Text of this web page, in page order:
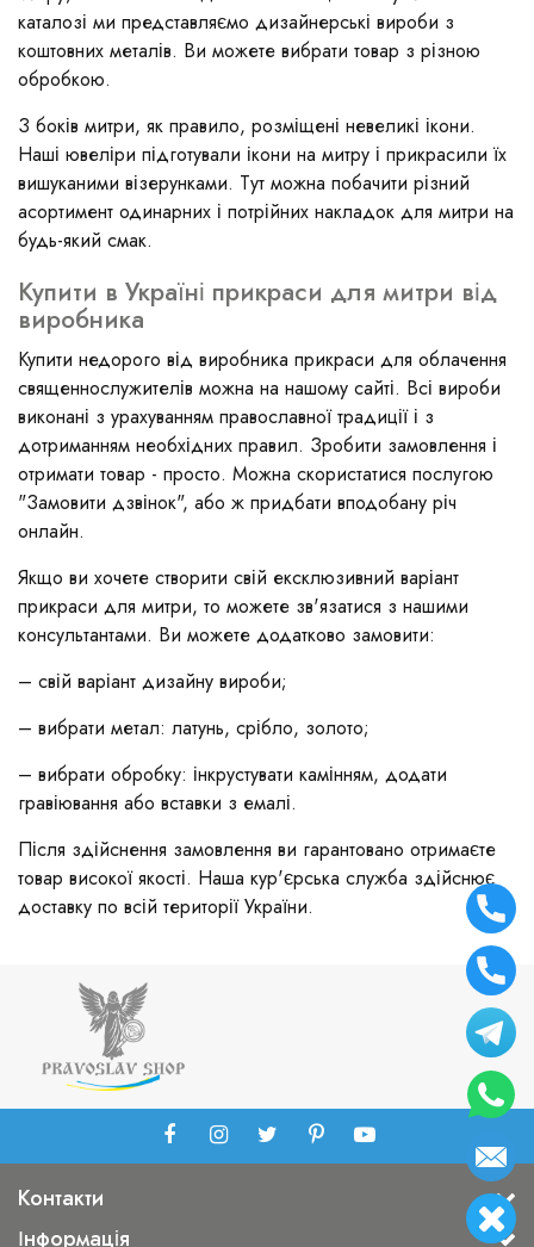
каталозі ми представляємо дизайнерські вироби з
коштовних металів. Ви можете вибрати товар з різною
обробкою.
З боків митри, як правило, розміщені невеликі ікони.
Наші ювеліри підготували ікони на митру і прикрасили їх
вишуканими візерунками. Тут можна побачити різний
асортимент одинарних і потрійних накладок для митри на
будь-який смак.
Купити в Україні прикраси для митри від
виробника
Купити недорого від виробника прикраси для облачення
священнослужителів можна на нашому сайті. Всі вироби
виконані з урахуванням православної традиції і з
дотриманням необхідних правил. Зробити замовлення і
отримати товар - просто. Можна скористатися послугою
"Замовити дзвінок", або ж придбати вподобану річ
онлайн.
Якщо ви хочете створити свій ексклюзивний варіант
прикраси для митри, то можете зв'язатися з нашими
консультантами. Ви можете додатково замовити:
– свій варіант дизайну вироби;
– вибрати метал: латунь, срібло, золото;
– вибрати обробку: інкрустувати камінням, додати
гравіювання або вставки з емалі.
Після здійснення замовлення ви гарантовано отримаєте
товар високої якості. Наша кур'єрська служба здійснює
доставку по всій території України.
Контакти
Інформація